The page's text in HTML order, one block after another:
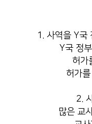
1. 사역을 Y국
Y국 정
허가
허가
2.
많은 교